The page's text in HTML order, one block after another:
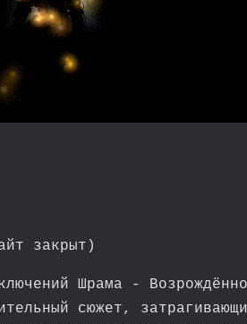
закрыт)
Шрама -
сюжет,